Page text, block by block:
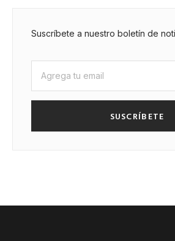
Suscríbete a nuestro boletín de
SUSCRÍBETE